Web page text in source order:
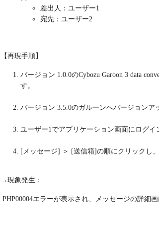
差出人：ユーザー1
宛先：ユーザー2
【再現手順】
バージョン 1.0.0のCybozu Garoon 3 data
す。
バージョン 3.5.0のガルーンへバージョンア
ユーザー1でアプリケーション画面にログイ
[メッセージ] ＞ [送信箱]の順にクリックし
→現象発生：
PHP00004エラーが表示され、メッセージの詳細